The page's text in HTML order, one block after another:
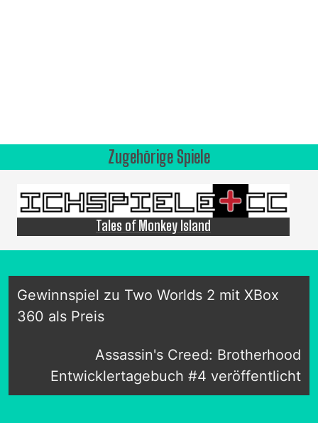
Zugehörige Spiele
Tales of Monkey Island
Gewinnspiel zu Two Worlds 2 mit XBox
360 als Preis
Assassin's Creed: Brotherhood
Entwicklertagebuch #4 veröffentlicht